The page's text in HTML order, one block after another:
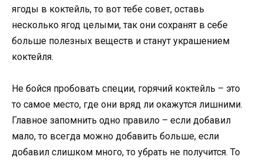
ягоды в коктейль, то вот тебе совет, оставь
несколько ягод целыми, так они сохранят в себе
больше полезных веществ и станут украшением
коктейля.
Не бойся пробовать специи, горячий коктейль – это
то самое место, где они вряд ли окажутся лишними.
Главное запомнить одно правило – если добавил
мало, то всегда можно добавить больше, если
добавил слишком много, то убрать не получится. То